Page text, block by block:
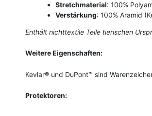
Stretchmaterial: 100%
Verstärkung: 100% Aramid
Enthält nichttextile Teile tierischen
Weitere Eigenschaften:
Kevlar® und DuPont™ sind
Protektoren: